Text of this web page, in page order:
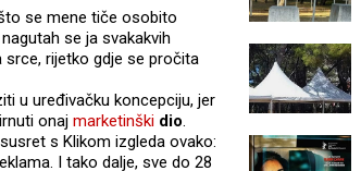
se mene tiče osobito
se ja svakakvih
srce, rijetko gdje se pročita
u uređivačku koncepciju, jer
onaj marketinški dio.
s Klikom izgleda ovako:
I tako dalje, sve do 28